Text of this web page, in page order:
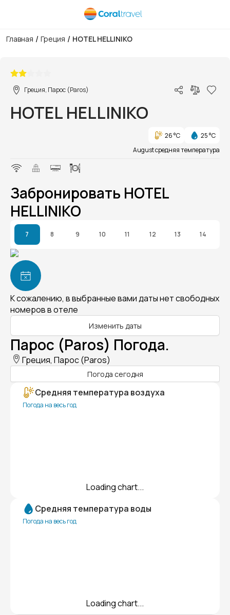
Главная / Греция / HOTEL HELLINIKO
Греция, Парос (Paros)
HOTEL HELLINIKO
26 °C
25 °C
August средняя температура
Забронировать HOTEL
HELLINIKO
7 8 9 10 11 12 13 14
К сожалению, в выбранные вами даты нет свободных
номеров в отеле
Изменить даты
Парос (Paros) Погода.
Греция, Парос (Paros)
Погода сегодня
Средняя температура воздуха
Погода на весь год
Loading chart...
Средняя температура воды
Погода на весь год
Loading chart...